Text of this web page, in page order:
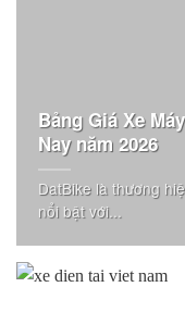
Bảng Giá Xe
Nay năm 2026
DatBike là thương
nổi bật với...